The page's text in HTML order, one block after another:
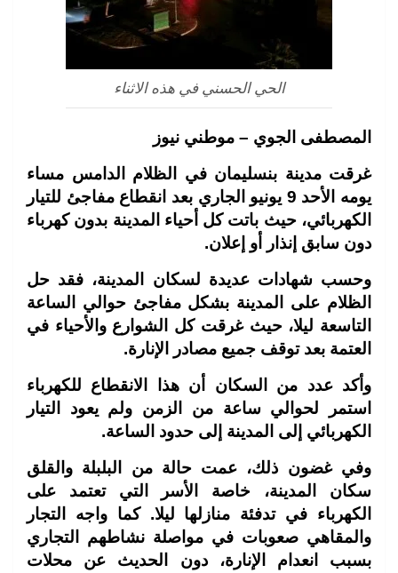
الحي الحسني في هذه الاثناء
المصطفى الجوي – موطني نيوز
غرقت مدينة بنسليمان في الظلام الدامس مساء
يومه الأحد 9 يونيو الجاري بعد انقطاع مفاجئ للتيار
الكهربائي، حيث باتت كل أحياء المدينة بدون كهرباء
دون سابق إنذار أو إعلان.
وحسب شهادات عديدة لسكان المدينة، فقد حل
الظلام على المدينة بشكل مفاجئ حوالي الساعة
التاسعة ليلا، حيث غرقت كل الشوارع والأحياء في
العتمة بعد توقف جميع مصادر الإنارة.
وأكد عدد من السكان أن هذا الانقطاع للكهرباء
استمر لحوالي ساعة من الزمن ولم يعود التيار
الكهربائي إلى المدينة إلى حدود الساعة.
وفي غضون ذلك، عمت حالة من البلبلة والقلق
سكان المدينة، خاصة الأسر التي تعتمد على
الكهرباء في تدفئة منازلها ليلا. كما واجه التجار
والمقاهي صعوبات في مواصلة نشاطهم التجاري
بسبب انعدام الإنارة، دون الحديث عن محلات